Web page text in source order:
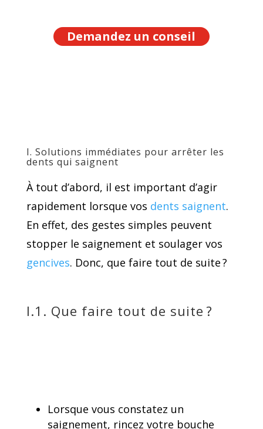
Demandez un conseil
I. Solutions immédiates pour arrêter les
dents qui saignent
À tout d’abord, il est important d’agir
rapidement lorsque vos dents saignent.
En effet, des gestes simples peuvent
stopper le saignement et soulager vos
gencives. Donc, que faire tout de suite ?
I.1. Que faire tout de suite ?
Lorsque vous constatez un
saignement, rincez votre bouche